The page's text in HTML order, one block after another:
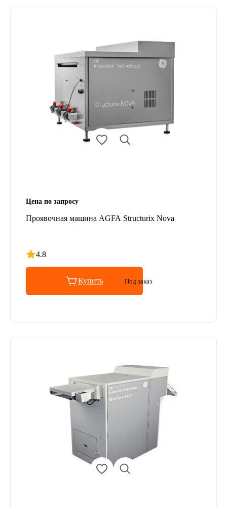
Цена по запросу
Проявочная машина AGFA Structurix Nova
4.8
Рейтинг 4.8 из 5
Купить Под заказ